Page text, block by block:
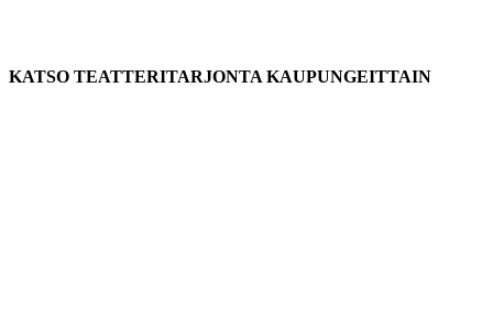
KATSO TEATTERITARJONTA KAUPUNGEITTAIN